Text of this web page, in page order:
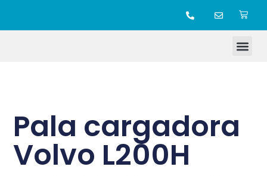
Pala cargadora
Volvo L200H